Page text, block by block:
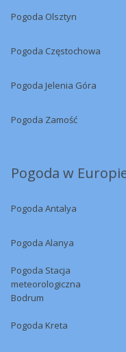
Pogoda Olsztyn
Pogoda Częstochowa
Pogoda Jelenia Góra
Pogoda Zamość
Pogoda w
Pogoda Antalya
Pogoda Alanya
Pogoda Stacja
meteorologiczna
Bodrum
Pogoda Kreta